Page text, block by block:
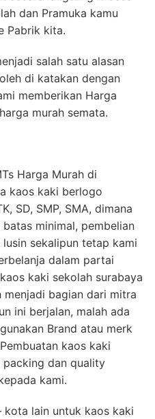
dan Pramuka kamu
Pabrik kita.
salah satu alasan
di katakan dengan
memberikan Harga
murah semata.
Harga Murah di
kaos kaki berlogo
SD, SMP, SMA, dimana
minimal, pembelian
sekalipun tetap kami
dalam partai
kaki sekolah surabaya
bagian dari mitra
ini berjalan, malah ada
Brand atau merk
kaos kaki
packing dan quality
kami.
kota lain untuk kaos kaki